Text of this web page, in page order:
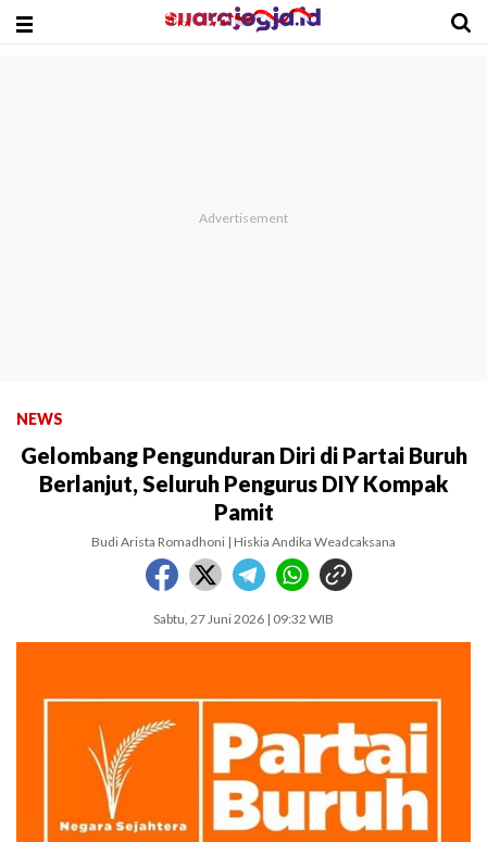
NEWS
Gelombang Pengunduran Diri di Partai Buruh
Berlanjut, Seluruh Pengurus DIY Kompak
Pamit
Budi Arista Romadhoni | Hiskia Andika Weadcaksana
Sabtu, 27 Juni 2026 | 09:32 WIB